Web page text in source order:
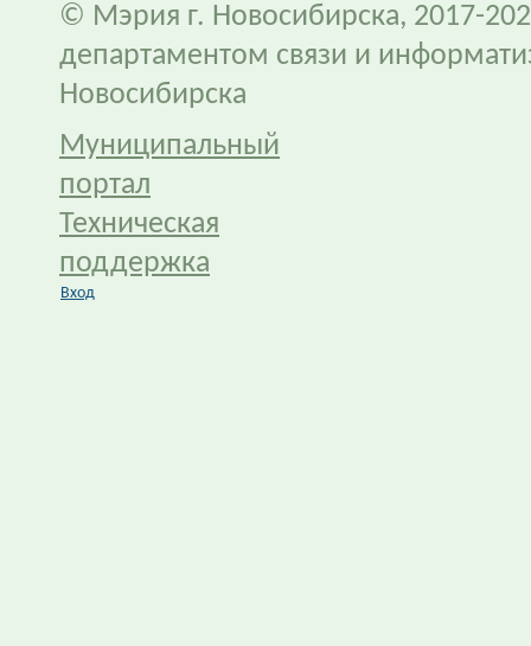
© Мэрия г. Новосибирска, 2017-
департаментом связи и
Новосибирска
Муниципальный
портал
Техническая
поддержка
Вход